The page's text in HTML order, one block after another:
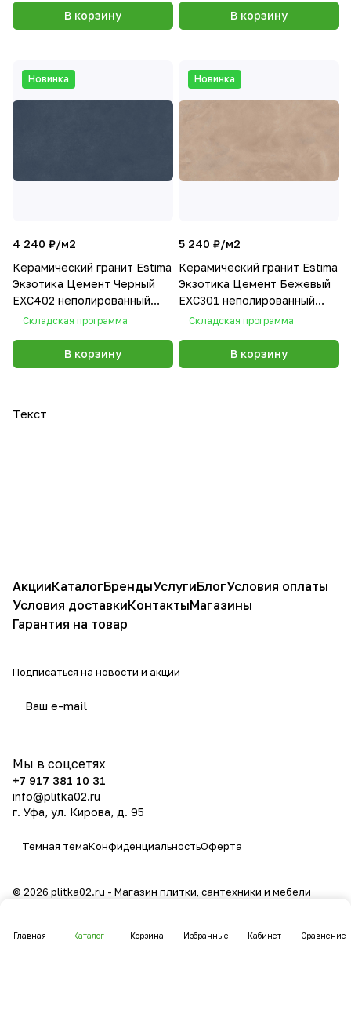
В корзину В корзину
Новинка
4 240 ₽/м2
Керамический гранит Estima
Экзотика Цемент Черный
EXC402 неполированный
60x120x9
Складская программа
В корзину
Новинка
5 240 ₽/м2
Керамический гранит Estima
Экзотика Цемент Бежевый
EXC301 неполированный
60x120x9
Складская программа
В корзину
Текст
Главная Каталог Корзина Избранные Кабинет Сравнение
АкцииКаталогБрендыУслугиБлогУсловия оплаты
Условия доставкиКонтактыМагазины
Гарантия на товар
Подписаться на новости и акции
Мы в соцсетях
+7 917 381 10 31
info@plitka02.ru
г. Уфа, ул. Кирова, д. 95
Темная темаКонфиденциальностьОферта
© 2026 plitka02.ru - Магазин плитки, сантехники и мебели